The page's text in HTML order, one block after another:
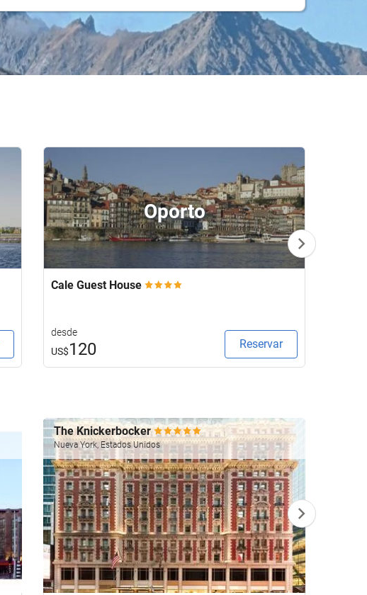
Oporto
Cale Guest House
desde
US$120 Reservar
The Knickerbocker
Nueva York, Estados Unidos